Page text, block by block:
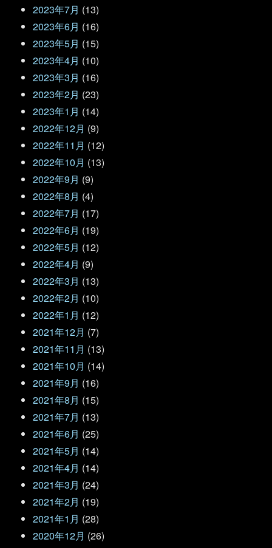
2023年7月 (13)
2023年6月 (16)
2023年5月 (15)
2023年4月 (10)
2023年3月 (16)
2023年2月 (23)
2023年1月 (14)
2022年12月 (9)
2022年11月 (12)
2022年10月 (13)
2022年9月 (9)
2022年8月 (4)
2022年7月 (17)
2022年6月 (19)
2022年5月 (12)
2022年4月 (9)
2022年3月 (13)
2022年2月 (10)
2022年1月 (12)
2021年12月 (7)
2021年11月 (13)
2021年10月 (14)
2021年9月 (16)
2021年8月 (15)
2021年7月 (13)
2021年6月 (25)
2021年5月 (14)
2021年4月 (14)
2021年3月 (24)
2021年2月 (19)
2021年1月 (28)
2020年12月 (26)